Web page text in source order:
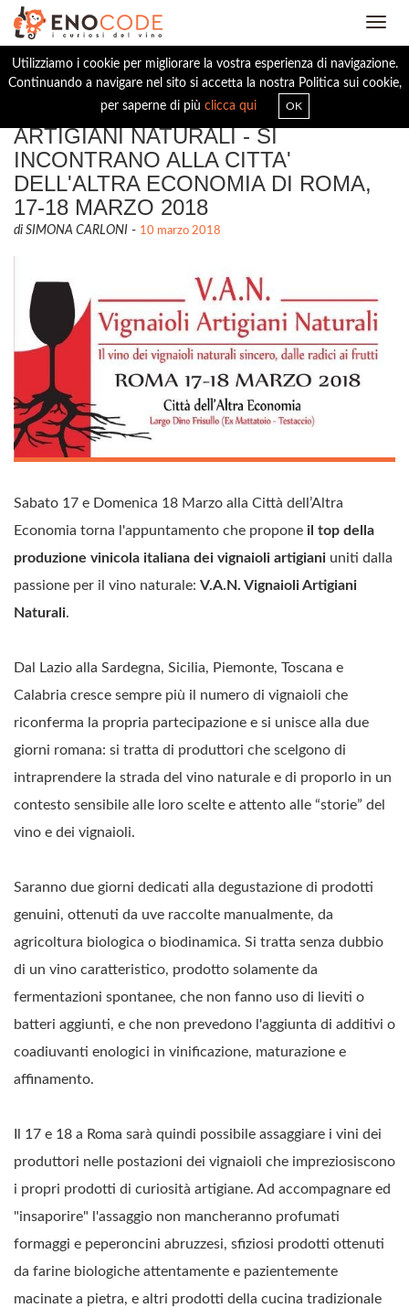
Utilizziamo i cookie per migliorare la vostra esperienza di navigazione.
Continuando a navigare nel sito si accetta la nostra Politica sui cookie,
per saperne di più clicca qui OK
I VIGNAIOLI VAN - VIGNAIOLI
ARTIGIANI NATURALI - SI
INCONTRANO ALLA CITTA'
DELL'ALTRA ECONOMIA DI ROMA,
17-18 MARZO 2018
di SIMONA CARLONI - 10 marzo 2018
Sabato 17 e Domenica 18 Marzo alla Città dell’Altra
Economia torna l'appuntamento che propone il top della
produzione vinicola italiana dei vignaioli artigiani uniti dalla
passione per il vino naturale: V.A.N. Vignaioli Artigiani
Naturali.
Dal Lazio alla Sardegna, Sicilia, Piemonte, Toscana e
Calabria cresce sempre più il numero di vignaioli che
riconferma la propria partecipazione e si unisce alla due
giorni romana: si tratta di produttori che scelgono di
intraprendere la strada del vino naturale e di proporlo in un
contesto sensibile alle loro scelte e attento alle “storie” del
vino e dei vignaioli.
Saranno due giorni dedicati alla degustazione di prodotti
genuini, ottenuti da uve raccolte manualmente, da
agricoltura biologica o biodinamica. Si tratta senza dubbio
di un vino caratteristico, prodotto solamente da
fermentazioni spontanee, che non fanno uso di lieviti o
batteri aggiunti, e che non prevedono l'aggiunta di additivi o
coadiuvanti enologici in vinificazione, maturazione e
affinamento.
Il 17 e 18 a Roma sarà quindi possibile assaggiare i vini dei
produttori nelle postazioni dei vignaioli che impreziosiscono
i propri prodotti di curiosità artigiane. Ad accompagnare ed
"insaporire" l'assaggio non mancheranno profumati
formaggi e peperoncini abruzzesi, sfiziosi prodotti ottenuti
da farine biologiche attentamente e pazientemente
macinate a pietra, e altri prodotti della cucina tradizionale